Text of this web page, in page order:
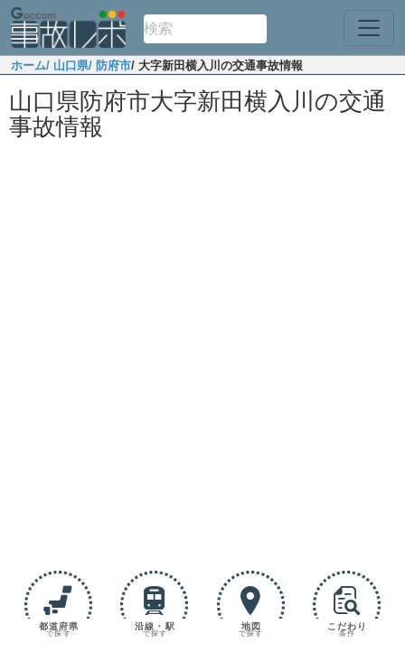
ホーム/ 山口県/ 防府市/ 大字新田横入川の交通事故情報
山口県防府市大字新田横入川の交通
事故情報
都道府県
で探す
沿線・駅
で探す
地図
で探す
こだわり
条件